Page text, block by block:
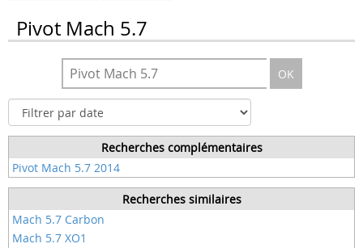
Pivot Mach 5.7
OK
Recherches complémentaires
Pivot Mach 5.7 2014
Recherches similaires
Mach 5.7 Carbon
Mach 5.7 XO1